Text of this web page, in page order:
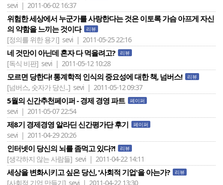
sevi | 2011-06-02 16:37
위험한 세상에서 누군가를 사랑한다는 것은 이토록 가슴 아프게 자신
의 약함을 느끼는 것이다
리뷰
[정의를 위한 용기] sevi | 2011-05-25 22:16
네 것만이 아닌데 혼자 다 먹을려고? 리뷰
[독식 비판] sevi | 2011-05-12 10:28
모르면 당한다! 통계학적 인식의 중요성에 대한 책, 넘버스! 리뷰
[넘버스, 숫자가 당신..] sevi | 2011-05-12 09:37
5월의 신간추천페이퍼 - 경제 경영 파트 페이퍼
sevi | 2011-05-07 22:54
제8기 경제경영 알라딘 신간평가단 후기 페이퍼
sevi | 2011-04-29 20:26
인터넷이 당신의 뇌를 좀먹고 있다?! 리뷰
[생각하지 않는 사람들] sevi | 2011-04-22 14:11
세상을 변화시키고 싶은 당신, '사회적 기업'을 아는가? 리뷰
[사회적 기업 만들기] sevi | 2011-04-22 13:30